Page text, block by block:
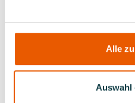
Alle
Auswahl
Und auch von offizieller
Brandenburgs Minister für
Siegerehrung die
internationale sportliche